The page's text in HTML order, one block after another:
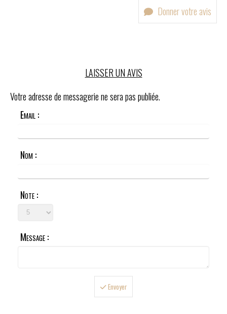
Donner votre avis
LAISSER UN AVIS
Votre adresse de messagerie ne sera pas publiée.
Email :
Nom :
Note :
Message :
Envoyer